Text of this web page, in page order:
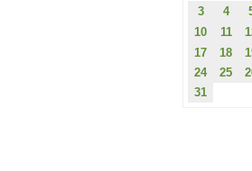
3
4
10
11
17
18
24
25
31